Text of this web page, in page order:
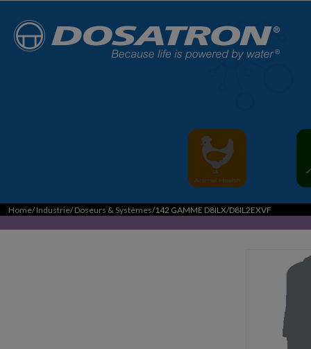
Home/Industrie/Doseurs & Systèmes/142 GAMME D8ILX/D8IL2EXVF